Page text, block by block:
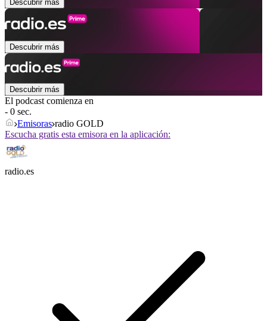
Descubrir más
Descubrir más
Descubrir más
El podcast comienza en
- 0 sec.
Emisoras radio GOLD
Escucha gratis esta emisora en la aplicación:
radio.es